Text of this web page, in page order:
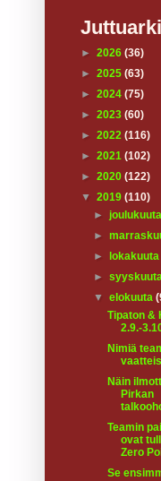
► 2026 (36)
► 2025 (63)
► 2024 (75)
► 2023 (60)
► 2022 (116)
► 2021 (102)
► 2020 (122)
▼ 2019 (110)
►
►
►
►
▼elokuuta
Tipaton &
2.9.-
Nimiä
Näin
Pirkan
Teamin
ovat
Zero
Se